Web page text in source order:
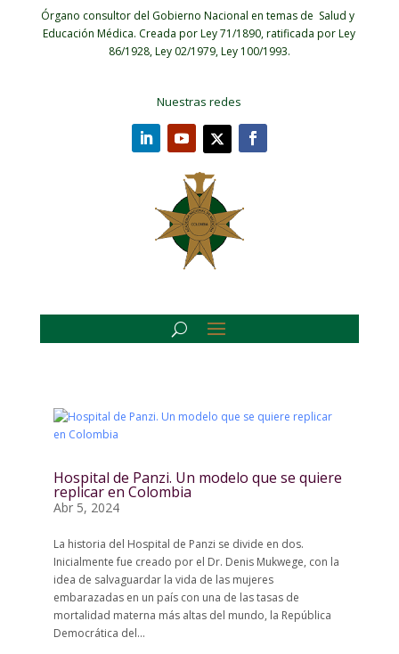
Órgano consultor del Gobierno Nacional en temas de Salud y
Educación Médica. Creada por Ley 71/1890, ratificada por Ley
86/1928, Ley 02/1979, Ley 100/1993.
Nuestras redes
Hospital de Panzi. Un modelo que se quiere
replicar en Colombia
Abr 5, 2024
La historia del Hospital de Panzi se divide en dos.
Inicialmente fue creado por el Dr. Denis Mukwege, con la
idea de salvaguardar la vida de las mujeres
embarazadas en un país con una de las tasas de
mortalidad materna más altas del mundo, la República
Democrática del...